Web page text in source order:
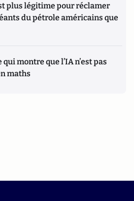
plus légitime pour réclamer
du pétrole américains que
montre que l’IA n’est pas
maths